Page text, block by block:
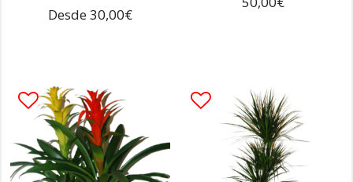
Desde30,00€